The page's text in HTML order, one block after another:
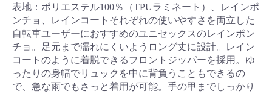
表地：ポリエステル100％（TPUラミネート）、レインポ
ンチョ、レインコートそれぞれの使いやすさを両立した
自転車ユーザーにおすすめのユニセックスのレインポン
チョ。足元まで濡れにくいようロング丈に設計。レイン
コートのように着脱できるフロントジッパーを採用。ゆ
ったりの身幅でリュックを中に背負うこともできるの
で、急な雨でもさっと着用が可能。手の甲までしっかり